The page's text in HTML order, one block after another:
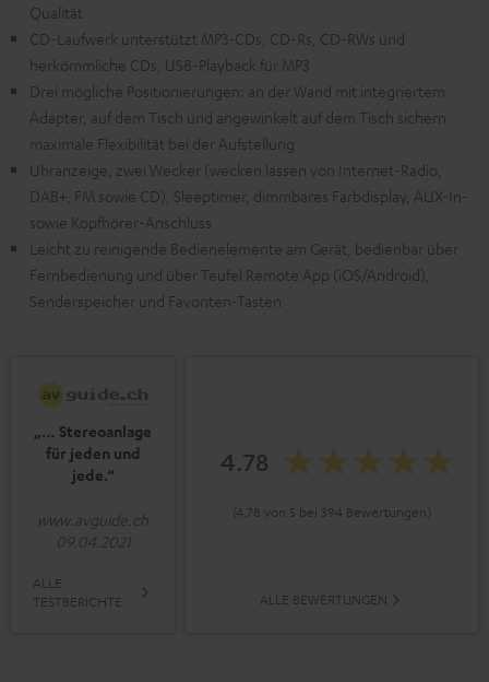
Qualität
CD-Laufwerk unterstützt MP3-CDs, CD-Rs, CD-RWs und
herkömmliche CDs, USB-Playback für MP3
Drei mögliche Positionierungen: an der Wand mit integriertem
Adapter, auf dem Tisch und angewinkelt auf dem Tisch sichern
maximale Flexibilität bei der Aufstellung
Uhranzeige, zwei Wecker (wecken lassen von Internet-Radio,
DAB+, FM sowie CD), Sleeptimer, dimmbares Farbdisplay, AUX-In-
sowie Kopfhörer-Anschluss
Leicht zu reinigende Bedienelemente am Gerät, bedienbar über
Fernbedienung und über Teufel Remote App (iOS/Android),
Senderspeicher und Favoriten-Tasten
„… Stereoanlage
für jeden und
jede.“
www.avguide.ch
09.04.2021
ALLE
TESTBERICHTE
4.78
(4.78 von 5 bei 394 Bewertungen)
ALLE BEWERTUNGEN